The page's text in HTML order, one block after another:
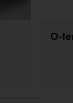
O-